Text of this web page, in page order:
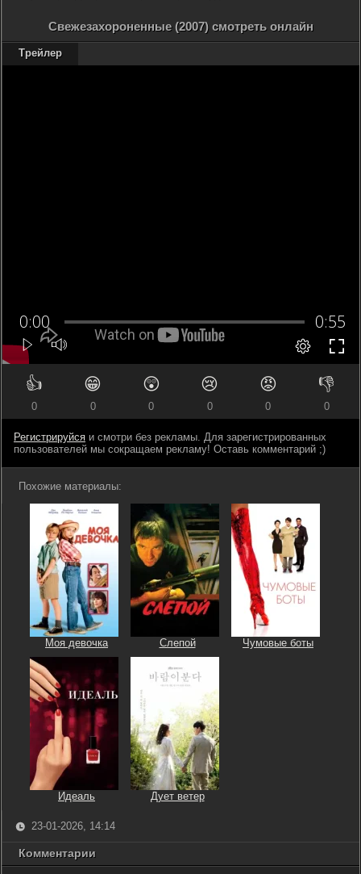
Свежезахороненные (2007) смотреть онлайн
Трейлер
👍
0
😁
0
😲
0
😢
0
😡
0
👎
0
Регистрируйся и смотри без рекламы. Для зарегистрированных
пользователей мы сокращаем рекламу! Оставь комментарий ;)
Похожие материалы:
Моя девочка Слепой Чумовые боты
Идеаль Дует ветер
23-01-2026, 14:14
Комментарии